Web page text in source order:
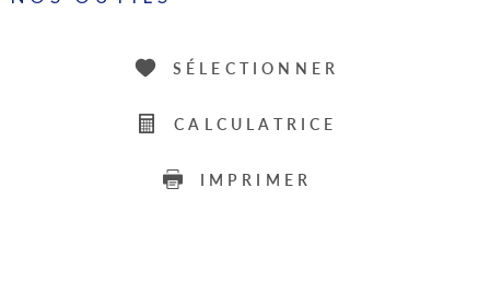
SÉLECTIONNER
CALCULATRICE
IMPRIMER